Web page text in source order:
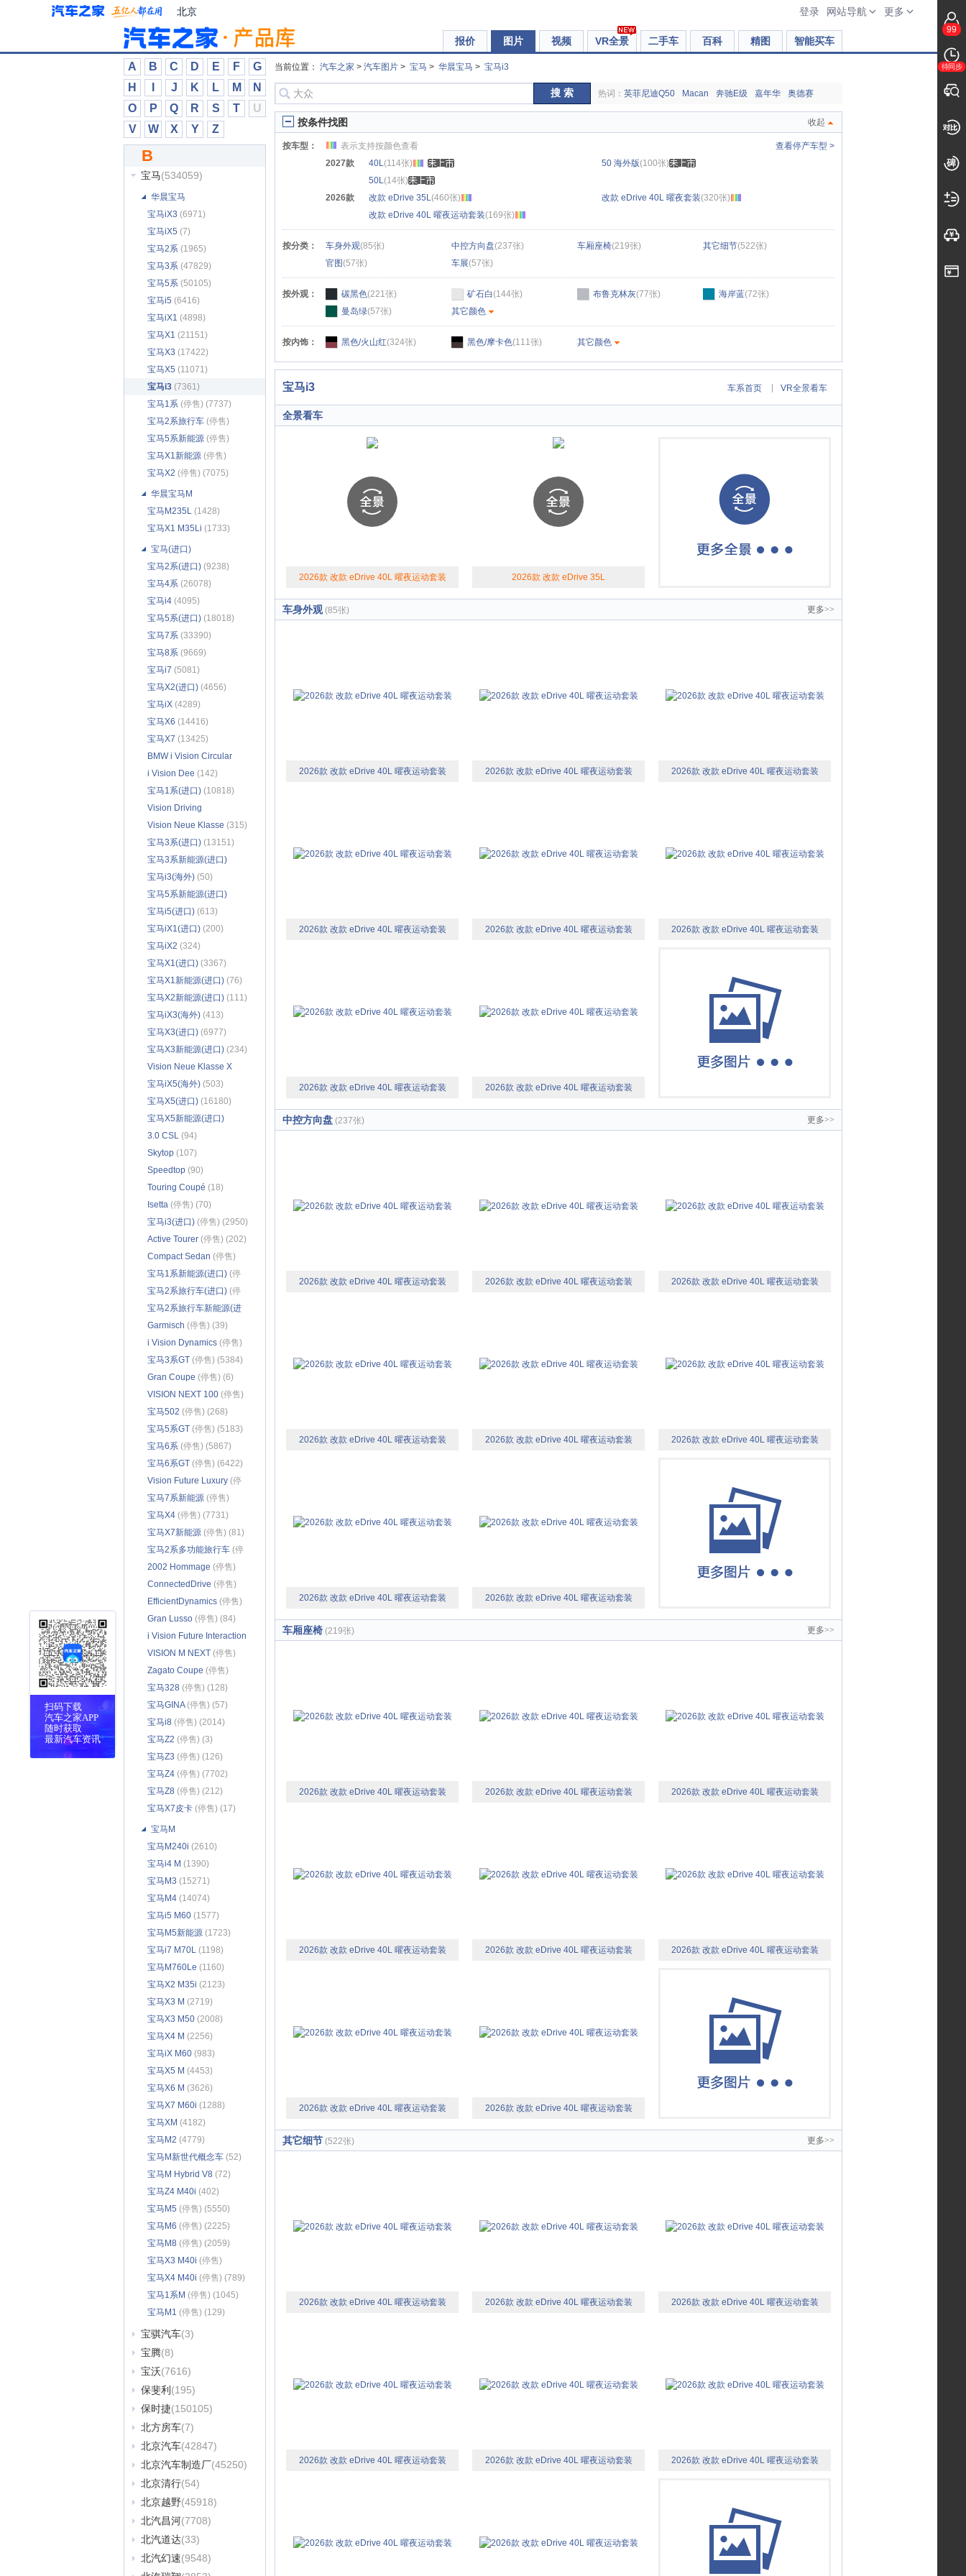
北京 登录 网站导航 更多
报价 图片 视频 VR全景 二手车 百科 精图 智能买车
A B C D E F
G
H
J K L M
N
O
P Q R S T
U
V
W X Y Z
Bollinger Motors
Bovensiepen(55)
Bowler(80)
巴菲特汽车 (771)
百度Apollo(28)
百智新能源(757)
佰斯威(3)
拜腾(434)
宝骏
宝马(534059)
华晨宝马
宝马iX3 (6971)
宝马iX5 (7)
宝马2系 (1965)
宝马3系 (47829)
宝马5系 (50105)
宝马i5 (6416)
宝马iX1 (4898)
宝马X1 (21151)
宝马X3 (17422)
宝马X5 (11071)
宝马i3 (7361)
宝马1系 (停售) (7737)
宝马2系旅行车 (停售)
(1603)
宝马5系新能源 (停售)
(6935)
宝马X1新能源 (停售)
(1176)
宝马X2 (停售) (7075)
华晨宝马M
宝马M235L (1428)
宝马X1 M35Li (1733)
宝马(进口)
宝马2系(进口) (9238)
宝马4系 (26078)
宝马i4 (4095)
宝马5系(进口) (18018)
宝马7系 (33390)
宝马8系 (9669)
宝马i7 (5081)
宝马X2(进口) (4656)
宝马iX (4289)
宝马X6 (14416)
宝马X7 (13425)
BMW i Vision Circular
(36)
i Vision Dee (142)
宝马1系(进口) (10818)
Vision Driving
Experience(29)
Vision Neue Klasse (315)
宝马3系(进口) (13151)
宝马3系新能源(进口)
(493)
宝马i3(海外) (50)
宝马5系新能源(进口)
(896)
宝马i5(进口) (613)
宝马iX1(进口) (200)
宝马iX2 (324)
宝马X1(进口) (3367)
宝马X1新能源(进口) (76)
宝马X2新能源(进口) (111)
宝马iX3(海外) (413)
宝马X3(进口) (6977)
宝马X3新能源(进口) (234)
Vision Neue Klasse X
(186)
宝马iX5(海外) (503)
宝马X5(进口) (16180)
宝马X5新能源(进口)
(2346)
3.0 CSL (94)
Skytop (107)
Speedtop (90)
Touring Coupé (18)
Isetta (停售) (70)
宝马i3(进口) (停售) (2950)
Active Tourer (停售) (202)
Compact Sedan (停售)
(143)
宝马1系新能源(进口) (停
售) (178)
宝马2系旅行车(进口) (停
售) (1294)
宝马2系旅行车新能源(进
口)(停售) (160)
Garmisch (停售) (39)
i Vision Dynamics (停售)
(97)
宝马3系GT (停售) (5384)
Gran Coupe (停售) (6)
VISION NEXT 100 (停售)
(108)
宝马502 (停售) (268)
宝马5系GT (停售) (5183)
宝马6系 (停售) (5867)
宝马6系GT (停售) (6422)
Vision Future Luxury (停
售) (126)
宝马7系新能源 (停售)
(1115)
宝马X4 (停售) (7731)
宝马X7新能源 (停售) (81)
宝马2系多功能旅行车 (停
售) (1798)
2002 Hommage (停售)
(30)
ConnectedDrive (停售)
(110)
EfficientDynamics (停售)
(282)
Gran Lusso (停售) (84)
i Vision Future Interaction
(停售) (54)
VISION M NEXT (停售)
(83)
Zagato Coupe (停售)
(114)
宝马328 (停售) (128)
宝马GINA(停售) (57)
宝马i8 (停售) (2014)
宝马Z2 (停售) (3)
宝马Z3 (停售) (126)
宝马Z4 (停售) (7702)
宝马Z8 (停售) (212)
宝马X7皮卡 (停售) (17)
宝马M
宝马M240i (2610)
宝马i4 M (1390)
宝马M3 (15271)
宝马M4 (14074)
宝马i5 M60 (1577)
宝马M5新能源 (1723)
宝马i7 M70L (1198)
宝马M760Le (1160)
宝马X2 M35i (2123)
宝马X3 M (2719)
宝马X3 M50 (2008)
宝马X4 M (2256)
宝马iX M60 (983)
宝马X5 M (4453)
宝马X6 M (3626)
宝马X7 M60i (1288)
宝马XM (4182)
宝马M2 (4779)
宝马M新世代概念车 (52)
宝马M Hybrid V8 (72)
宝马Z4 M40i (402)
宝马M5 (停售) (5550)
宝马M6 (停售) (2225)
宝马M8 (停售) (2059)
宝马X3 M40i (停售)
(1071)
宝马X4 M40i (停售) (789)
宝马1系M (停售) (1045)
宝马M1 (停售) (129)
宝骐汽车(3)
宝腾(8)
宝沃(7616)
保斐利 (195)
保时捷(150105)
北方房车(7)
北京汽车(42847)
北京汽车制造厂(45250)
北京清行(54)
北京越野(45918)
北汽昌河(7708)
北汽道达(33)
北汽幻速(9548)
B
当前位置： 汽车之家 > 汽车图片 > 宝马 > 华晨宝马 > 宝马i3
搜 索 热词： 英菲尼迪Q50 Macan 奔驰E级 嘉年华 奥德赛
按条件找图 收起
按车型： 表示支持按颜色查看
查看停产车型 >
2027款
40L(114张) 50 海外版(100张)
50L(14张)
2026款
改款 eDrive 35L(460张) 改款 eDrive 40L 曜夜套装(320张)
改款 eDrive 40L 曜夜运动套装(169张)
按分类： 车身外观(85张) 中控方向盘(237张) 车厢座椅(219张) 其它细节(522张)
官图(57张) 车展(57张)
按外观： 碳黑色(221张) 矿石白(144张) 布鲁克林灰(77张) 海岸蓝(72张)
曼岛绿(57张) 其它颜色
按内饰： 黑色/火山红(324张) 黑色/摩卡色(111张) 其它颜色
宝马i3 车系首页 VR全景看车
全景看车
2026款 改款 eDrive 40L 曜夜运动套装 2026款 改款 eDrive 35L
车身外观(85张) 更多>>
2026款 改款 eDrive 40L 曜夜运动套装 2026款 改款 eDrive 40L 曜夜运动套装 2026款 改款 eDrive 40L 曜夜运动套装
2026款 改款 eDrive 40L 曜夜运动套装 2026款 改款 eDrive 40L 曜夜运动套装 2026款 改款 eDrive 40L 曜夜运动套装
2026款 改款 eDrive 40L 曜夜运动套装 2026款 改款 eDrive 40L 曜夜运动套装
中控方向盘 (237张) 更多>>
2026款 改款 eDrive 40L 曜夜运动套装 2026款 改款 eDrive 40L 曜夜运动套装 2026款 改款 eDrive 40L 曜夜运动套装
2026款 改款 eDrive 40L 曜夜运动套装 2026款 改款 eDrive 40L 曜夜运动套装 2026款 改款 eDrive 40L 曜夜运动套装
2026款 改款 eDrive 40L 曜夜运动套装 2026款 改款 eDrive 40L 曜夜运动套装
车厢座椅 (219张) 更多>>
2026款 改款 eDrive 40L 曜夜运动套装 2026款 改款 eDrive 40L 曜夜运动套装 2026款 改款 eDrive 40L 曜夜运动套装
2026款 改款 eDrive 40L 曜夜运动套装 2026款 改款 eDrive 40L 曜夜运动套装 2026款 改款 eDrive 40L 曜夜运动套装
2026款 改款 eDrive 40L 曜夜运动套装 2026款 改款 eDrive 40L 曜夜运动套装
其它细节 (522张) 更多>>
2026款 改款 eDrive 40L 曜夜运动套装 2026款 改款 eDrive 40L 曜夜运动套装 2026款 改款 eDrive 40L 曜夜运动套装
2026款 改款 eDrive 40L 曜夜运动套装 2026款 改款 eDrive 40L 曜夜运动套装 2026款 改款 eDrive 40L 曜夜运动套装
扫码下载
汽车之家APP
随时获取
最新汽车资讯
99
待同步